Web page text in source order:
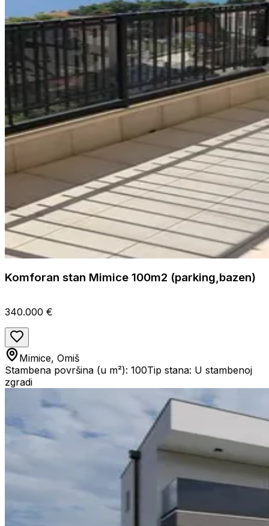
Komforan stan Mimice 100m2 (parking,bazen)
340.000 €
Mimice, Omiš
Stambena površina (u m²): 100Tip stana: U stambenoj
zgradi